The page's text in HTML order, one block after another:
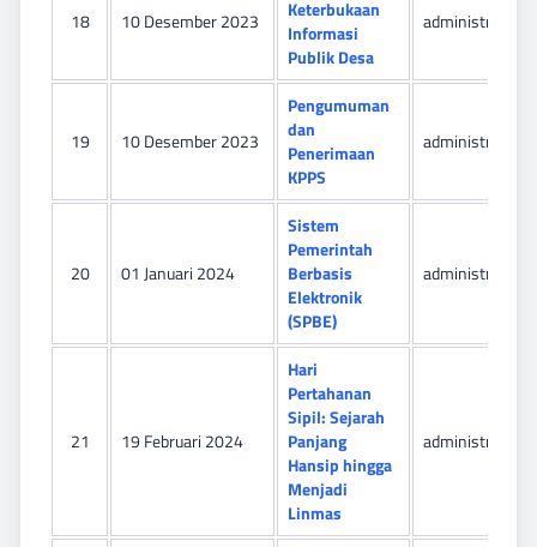
18 10 Desember 2023
Keterbukaan
Informasi
Publik Desa
administrator
19 10 Desember 2023
Pengumuman
dan
Penerimaan
KPPS
administrator
20 01 Januari 2024
Sistem
Pemerintah
Berbasis
Elektronik
(SPBE)
administrator
21 19 Februari 2024
Hari
Pertahanan
Sipil: Sejarah
Panjang
Hansip hingga
Menjadi
Linmas
administrator